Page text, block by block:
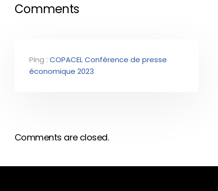
Comments
Ping : COPACEL Conférence de presse
économique 2023
Comments are closed.